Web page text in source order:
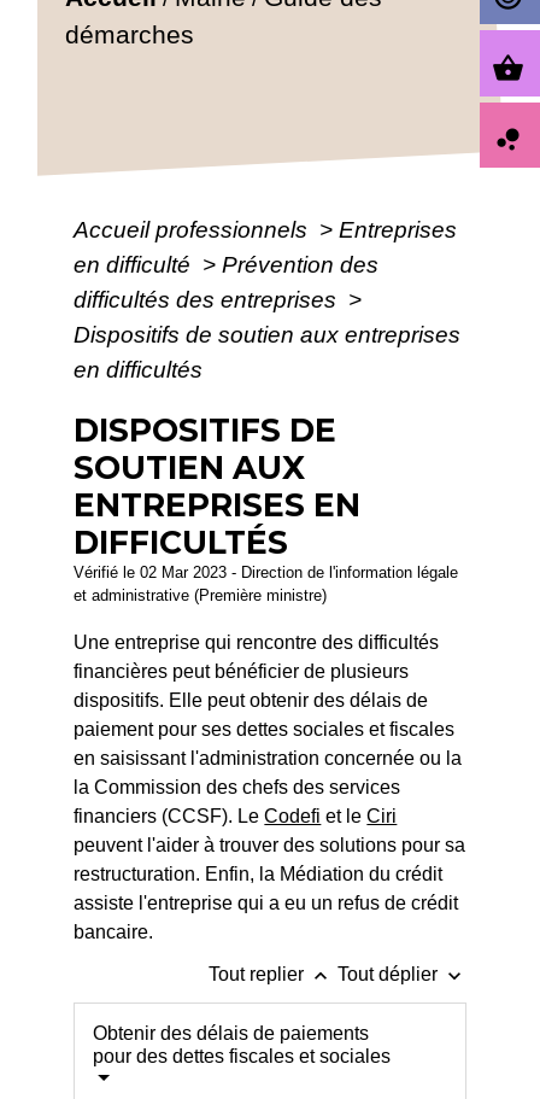
démarches
Accueil professionnels > Entreprises
en difficulté > Prévention des
difficultés des entreprises >
Dispositifs de soutien aux entreprises
en difficultés
DISPOSITIFS DE
SOUTIEN AUX
ENTREPRISES EN
DIFFICULTÉS
Vérifié le 02 Mar 2023 - Direction de l'information légale
et administrative (Première ministre)
Une entreprise qui rencontre des difficultés
financières peut bénéficier de plusieurs
dispositifs. Elle peut obtenir des délais de
paiement pour ses dettes sociales et fiscales
en saisissant l'administration concernée ou la
la Commission des chefs des services
financiers (CCSF). LeCodefi et leCiri
peuvent l'aider à trouver des solutions pour sa
restructuration. Enfin, la Médiation du crédit
assiste l'entreprise qui a eu un refus de crédit
bancaire.
Tout replier keyboard_arrow_up Tout déplier keyboard_arrow_down
Obtenir des délais de paiements
pour des dettes fiscales et sociales
shopping_basket
bubble_chart